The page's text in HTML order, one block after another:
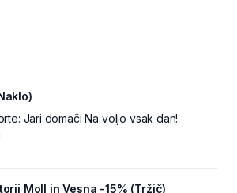
Jari domači Na voljo vsak dan!
Moll in Vesna -15% (Tržič)